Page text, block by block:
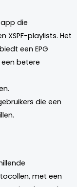
app die
XSPF-playlists. Het
een EPG
betere
die een
met een